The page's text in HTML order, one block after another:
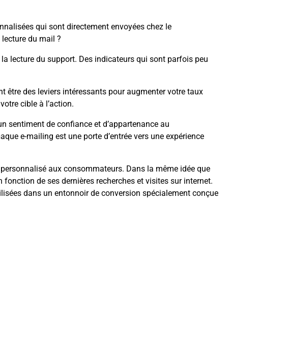
qui sont directement envoyées chez le
du mail ?
la lecture du support. Des indicateurs qui sont parfois peu
être des leviers intéressants pour augmenter votre taux
cible à l’action.
sentiment de confiance et d’appartenance au
e-mailing est une porte d’entrée vers une expérience
aux consommateurs. Dans la même idée que
de ses dernières recherches et visites sur internet.
dans un entonnoir de conversion spécialement conçue